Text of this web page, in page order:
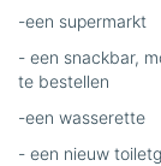
-een supermarkt
- een snackbar,
te bestellen
-een wasserette
- een nieuw